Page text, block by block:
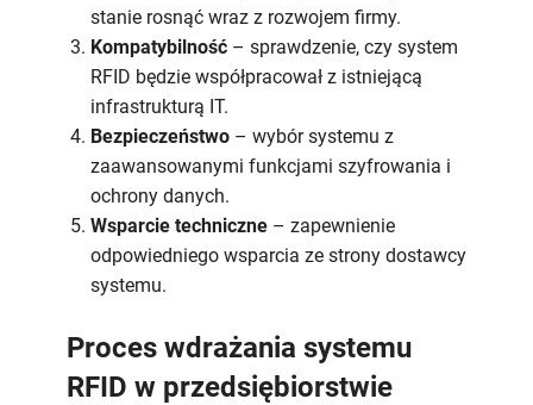
stanie rosnąć wraz z rozwojem firmy.
Kompatybilność – sprawdzenie, czy system
RFID będzie współpracował z istniejącą
infrastrukturą IT.
Bezpieczeństwo – wybór systemu z
zaawansowanymi funkcjami szyfrowania i
ochrony danych.
Wsparcie techniczne – zapewnienie
odpowiedniego wsparcia ze strony dostawcy
systemu.
Proces wdrażania systemu
RFID w przedsiębiorstwie